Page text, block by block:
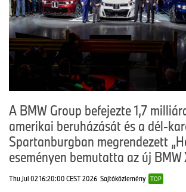
A BMW Group befejezte 1,7
amerikai beruházását és a dél-
Spartanburgban megrendezett
eseményen bemutatta az új
Thu Jul 02 16:20:00 CEST 2026 Sajtóközlemény TOP